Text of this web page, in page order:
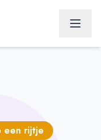
een rijtje